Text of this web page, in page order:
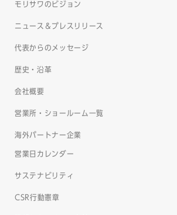
モリサワのビジョン
ニュース＆プレスリリース
代表からのメッセージ
歴史・沿革
会社概要
営業所・ショールーム一覧
海外パートナー企業
営業日カレンダー
サステナビリティ
CSR行動憲章